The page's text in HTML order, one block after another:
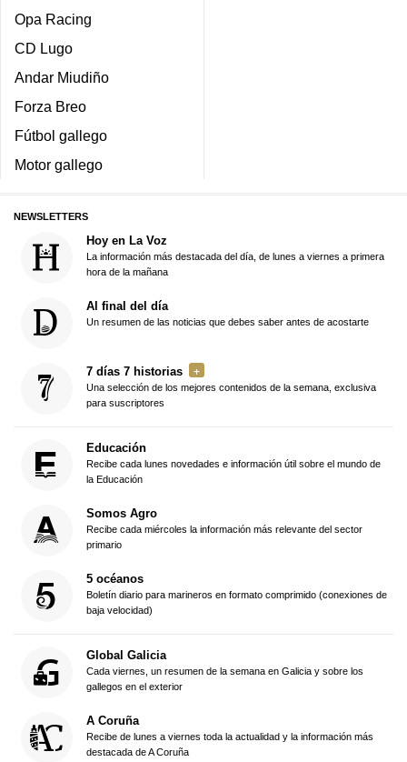
Opa Racing
CD Lugo
Andar Miudiño
Forza Breo
Fútbol gallego
Motor gallego
NEWSLETTERS
Hoy en La Voz
La información más destacada del día, de lunes a viernes a primera
hora de la mañana
Al final del día
Un resumen de las noticias que debes saber antes de acostarte
7 días 7 historias
Una selección de los mejores contenidos de la semana, exclusiva
para suscriptores
Educación
Recibe cada lunes novedades e información útil sobre el mundo de
la Educación
Somos Agro
Recibe cada miércoles la información más relevante del sector
primario
5 océanos
Boletín diario para marineros en formato comprimido (conexiones de
baja velocidad)
Global Galicia
Cada viernes, un resumen de la semana en Galicia y sobre los
gallegos en el exterior
A Coruña
Recibe de lunes a viernes toda la actualidad y la información más
destacada de A Coruña